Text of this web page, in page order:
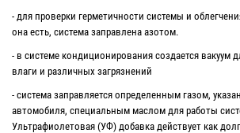
- для проверки герметичности системы и
она есть, система заправлена ​​азотом.
- в системе кондиционирования создается вакуум
влаги и различных загрязнений
- система заправляется ​определенным газом,
автомобиля, специальным маслом для работы
Ультрафиолетовая (УФ) добавка действует как